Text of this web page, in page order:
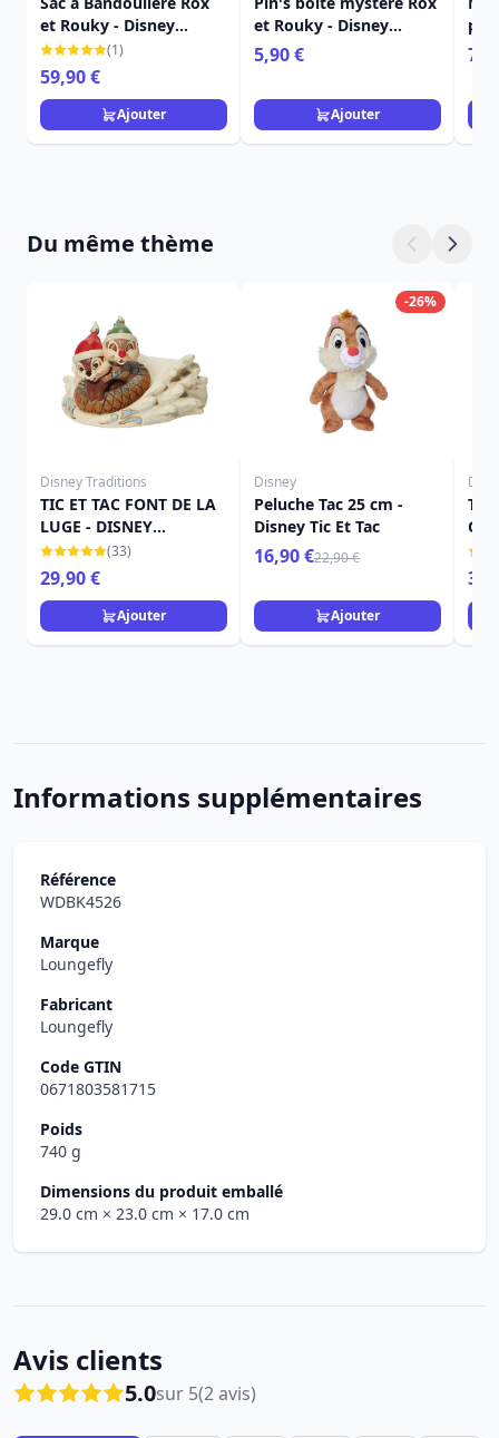
et Rouky - Disney
Loungefly(1)
59,90 €
Ajouter
et Rouky - Disney
Loungefly
5,90 €
Ajouter
Du même thème
Disney Traditions
TIC ET TAC FONT DE LA
LUGE - DISNEY
TRADITIONS
(33)
29,90 €
Ajouter
-26%
Disney
Peluche Tac 25 cm -
Disney Tic Et Tac
16,90 €22,90 €
Ajouter
TIC
Informations supplémentaires
Référence
WDBK4526
Marque
Loungefly
Fabricant
Loungefly
Code GTIN
0671803581715
Poids
740 g
Dimensions du produit emballé
29.0 cm × 23.0 cm × 17.0 cm
Avis clients
5.0sur 5(2 avis)